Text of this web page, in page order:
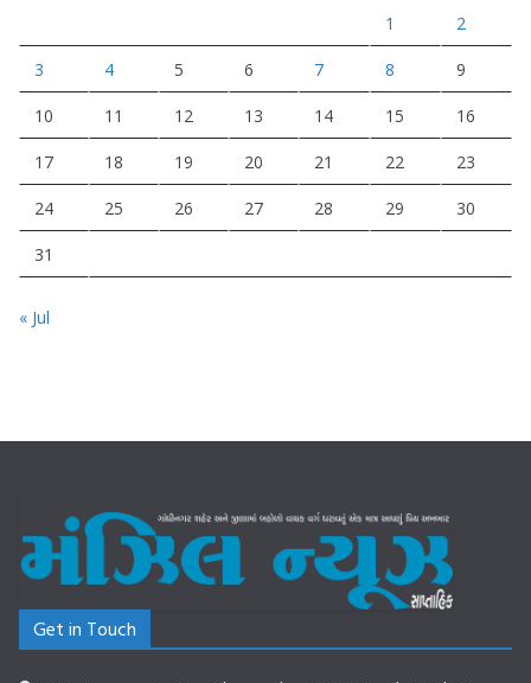
1 2
3 4 5 6 7 8 9
10 11 12 13 14 15 16
17 18 19 20 21 22 23
24 25 26 27 28 29 30
31
« Jul
Get in Touch